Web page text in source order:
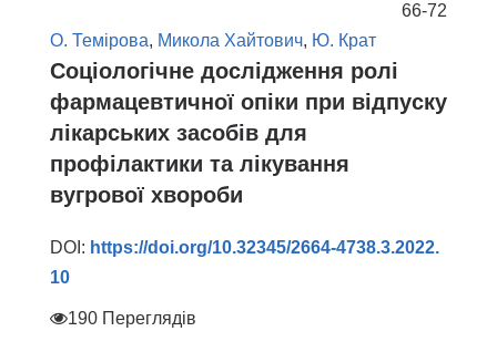
66-72
О. Темірова, Микола Хайтович, Ю. Крат
Соціологічне дослідження ролі
фармацевтичної опіки при відпуску
лікарських засобів для
профілактики та лікування
вугрової хвороби
DOI: https://doi.org/10.32345/2664-4738.3.2022.
10
190 Переглядів